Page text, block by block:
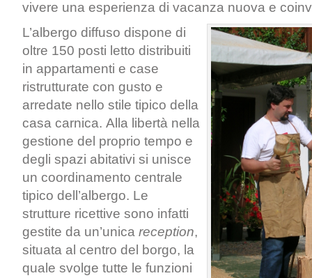
vivere una esperienza di vacanza nuova e
L’albergo diffuso dispone di
oltre 150 posti letto distribuiti
in appartamenti e case
ristrutturate con gusto e
arredate nello stile tipico della
casa carnica. Alla libertà nella
gestione del proprio tempo e
degli spazi abitativi si unisce
un coordinamento centrale
tipico dell’albergo. Le
strutture ricettive sono infatti
gestite da un’unica reception,
situata al centro del borgo, la
quale svolge tutte le funzioni